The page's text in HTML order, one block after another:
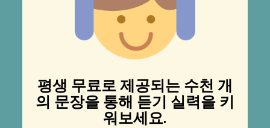
평생 무료로 제공되는 수천 개
의 문장을 통해 듣기 실력을 키
워보세요.